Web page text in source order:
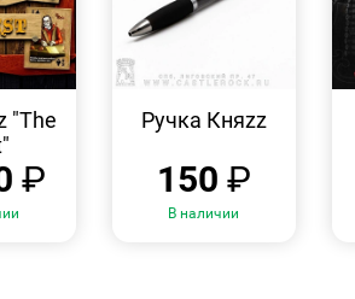
"The
₽
ПРОСМОТР
Ручка Княzz
150 ₽
В наличии